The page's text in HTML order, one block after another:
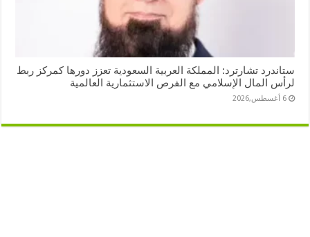
ستاندرد تشارترد: المملكة العربية السعودية تعزز دورها كمركز ربط
لرأس المال الإسلامي مع الفرص الاستثمارية العالمية
6 أغسطس,2026